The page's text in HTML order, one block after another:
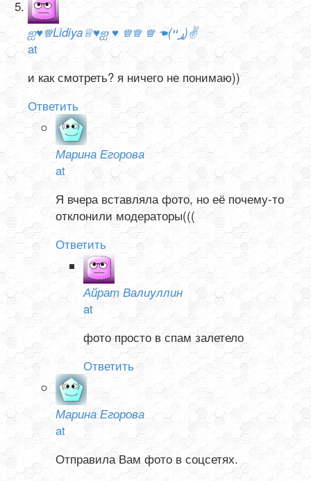
ஐ♥♕Lidiya♕♥ஐ ♥ ♕♕ ♕ ☚(ړײ)✌
at
и как смотреть? я ничего не понимаю))
Ответить
Марина Егорова
at
Я вчера вставляла фото, но её почему-то
отклонили модераторы(((
Ответить
Айрат Валиуллин
at
фото просто в спам залетело
Ответить
Марина Егорова
at
Отправила Вам фото в соцсетях.